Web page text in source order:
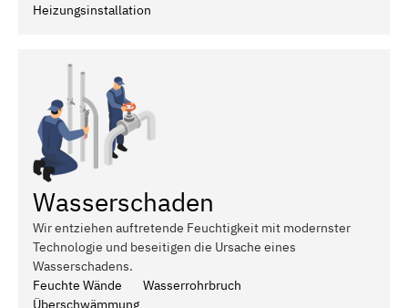
Heizungsinstallation
Wasserschaden
Wir entziehen auftretende Feuchtigkeit mit modernster
Technologie und beseitigen die Ursache eines
Wasserschadens.
Feuchte Wände
Wasserrohrbruch
Überschwämmung